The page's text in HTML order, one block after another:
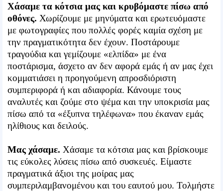
Χάσαμε τα κότσια μας και κρυβόμαστε πίσω από
οθόνες. Χωρίζουμε με μηνύματα και ερωτευόμαστε
με φωτογραφίες που πολλές φορές καμία σχέση με
την πραγματικότητα δεν έχουν. Ποστάρουμε
τραγούδια και γεμίζουμε «ελπίδα» με ένα
ποστάρισμα, άσχετο αν δεν αφορά εμάς ή αν μας έχει
κομματιάσει η προηγούμενη απροσδιόριστη
συμπεριφορά ή και αδιαφορία. Κάνουμε τους
αναλυτές και ζούμε στο ψέμα και την υποκρισία μας
πίσω από τα «έξυπνα τηλέφωνα» που έκαναν εμάς
ηλίθιους και δειλούς.
Μας χάσαμε. Χάσαμε τα κότσια μας και βρίσκουμε
τις εύκολες λύσεις πίσω από συσκευές. Είμαστε
πραγματικά άξιοι της μοίρας μας
συμπεριλαμβανομένου και του εαυτού μου. Τολμήστε